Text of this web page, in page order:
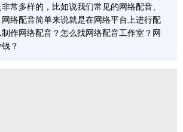
常多样的，比如说我们常见的网络配音、
络配音简单来说就是在网络平台上进行配
作网络配音？怎么找网络配音工作室？网
？